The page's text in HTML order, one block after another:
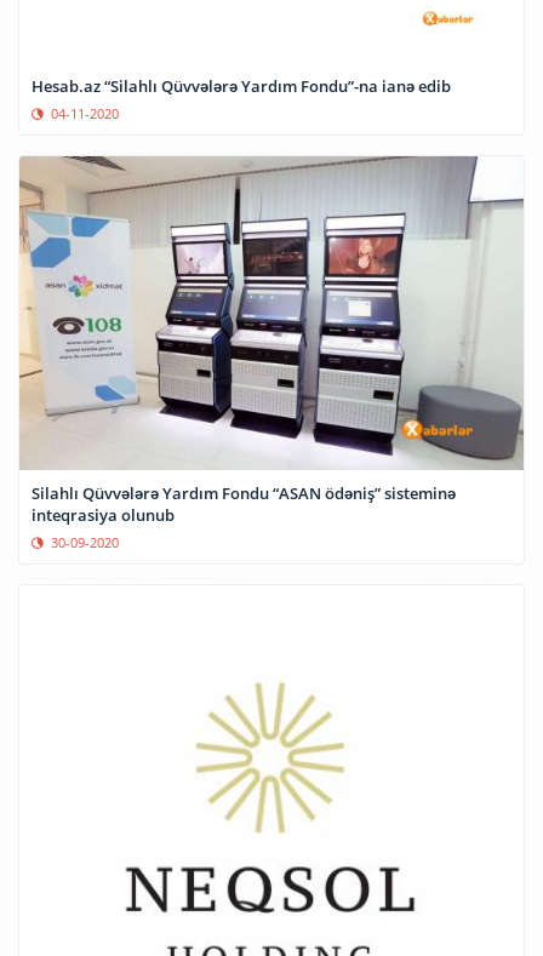
Hesab.az “Silahlı Qüvvələrə Yardım Fondu”-na ianə edib
04-11-2020
Silahlı Qüvvələrə Yardım Fondu “ASAN ödəniş” sisteminə
inteqrasiya olunub
30-09-2020